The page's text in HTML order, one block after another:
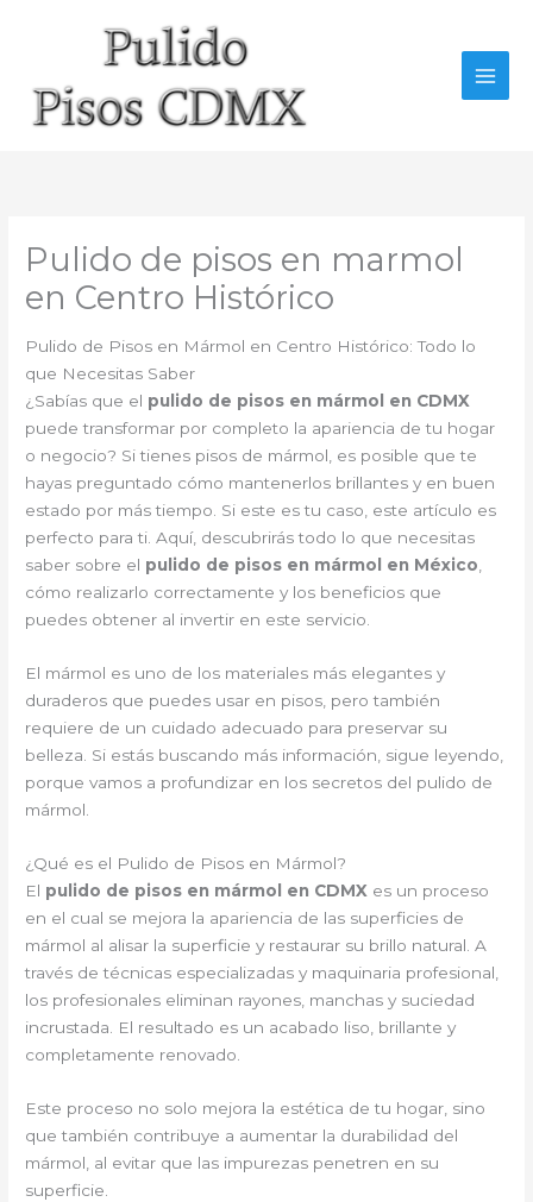
Pulido de pisos en marmol
en Centro Histórico
Pulido de Pisos en Mármol en Centro Histórico: Todo lo
que Necesitas Saber
¿Sabías que el pulido de pisos en mármol en CDMX
puede transformar por completo la apariencia de tu hogar
o negocio? Si tienes pisos de mármol, es posible que te
hayas preguntado cómo mantenerlos brillantes y en buen
estado por más tiempo. Si este es tu caso, este artículo es
perfecto para ti. Aquí, descubrirás todo lo que necesitas
saber sobre el pulido de pisos en mármol en México,
cómo realizarlo correctamente y los beneficios que
puedes obtener al invertir en este servicio.
El mármol es uno de los materiales más elegantes y
duraderos que puedes usar en pisos, pero también
requiere de un cuidado adecuado para preservar su
belleza. Si estás buscando más información, sigue leyendo,
porque vamos a profundizar en los secretos del pulido de
mármol.
¿Qué es el Pulido de Pisos en Mármol?
El pulido de pisos en mármol en CDMX es un proceso
en el cual se mejora la apariencia de las superficies de
mármol al alisar la superficie y restaurar su brillo natural. A
través de técnicas especializadas y maquinaria profesional,
los profesionales eliminan rayones, manchas y suciedad
incrustada. El resultado es un acabado liso, brillante y
completamente renovado.
Este proceso no solo mejora la estética de tu hogar, sino
que también contribuye a aumentar la durabilidad del
mármol, al evitar que las impurezas penetren en su
superficie.